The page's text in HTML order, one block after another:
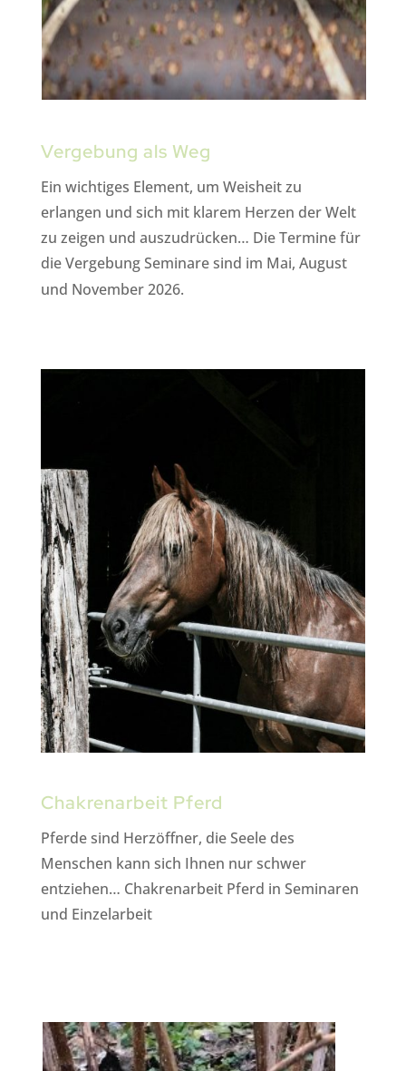
Vergebung als Weg
Ein wichtiges Element, um Weisheit zu
erlangen und sich mit klarem Herzen der Welt
zu zeigen und auszudrücken… Die Termine für
die Vergebung Seminare sind im Mai, August
und November 2026.
Chakrenarbeit Pferd
Pferde sind Herzöffner, die Seele des
Menschen kann sich Ihnen nur schwer
entziehen… Chakrenarbeit Pferd in Seminaren
und Einzelarbeit